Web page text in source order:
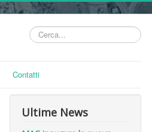
Cerca...
Contatti
Ultime News